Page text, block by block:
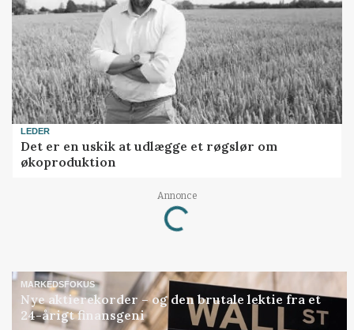
LEDER
Det er en uskik at udlægge et røgslør om
økoproduktion
Annonce
Loading...
MARKEDSFOKUS
Nye aktierekorder – og den brutale lektie fra et
24-årigt finansgeni